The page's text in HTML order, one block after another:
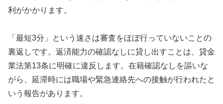
利がかかります。
「最短3分」という速さは審査をほぼ行っていないことの
裏返しです。返済能力の確認なしに貸し出すことは、貸金
業法第13条に明確に違反します。在籍確認なしを謳いな
がら、延滞時には職場や緊急連絡先への接触が行われたと
いう報告があります。